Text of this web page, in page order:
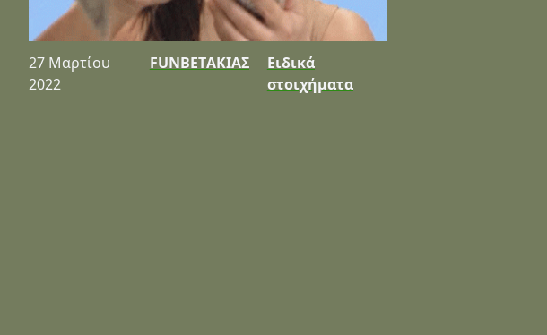
27 Μαρτίου
2022
FUNBETΑΚΙΑΣ
Ειδικά
στοιχήματα